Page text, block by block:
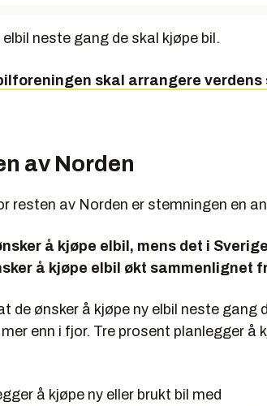
neste gang de skal kjøpe bil.
skal arrangere verdens
av Norden
resten av Norden er stemningen en
å kjøpe elbil, mens det i
å kjøpe elbil økt sammenlignet
de ønsker å kjøpe ny elbil neste gang
enn i fjor. Tre prosent planlegger å
å kjøpe ny eller brukt bil med